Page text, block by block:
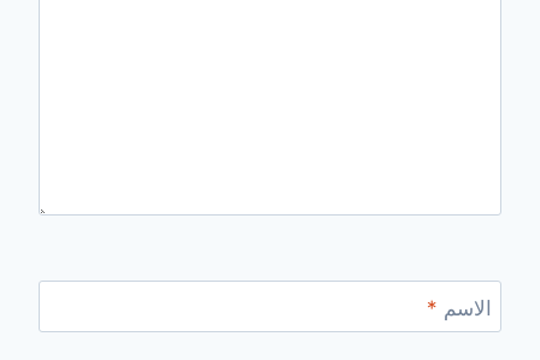
الاسم *